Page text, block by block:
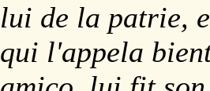
lui de la patrie,
qui l'appela